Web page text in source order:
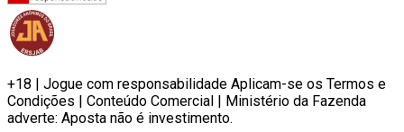
+18 | Jogue com responsabilidade Aplicam-se os Termos e
Condições | Conteúdo Comercial | Ministério da Fazenda
adverte: Aposta não é investimento.